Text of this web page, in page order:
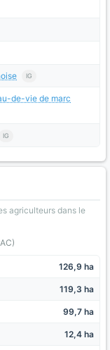
IG
de-vie de marc
IG
agriculteurs dans le
126,9 ha
119,3 ha
99,7 ha
12,4 ha